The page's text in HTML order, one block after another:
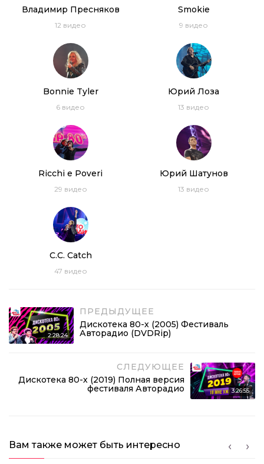
Владимир Пресняков
12 видео
Smokie
9 видео
Bonnie Tyler
6 видео
Юрий Лоза
13 видео
Ricchi e Poveri
29 видео
Юрий Шатунов
13 видео
C.C. Catch
47 видео
2:28:24
ПРЕДЫДУЩЕЕ
Дискотека 80-х (2005) Фестиваль
Авторадио (DVDRip)
СЛЕДУЮЩЕЕ
Дискотека 80-х (2019) Полная версия
фестиваля Авторадио
3:26:55
Вам также может быть интересно